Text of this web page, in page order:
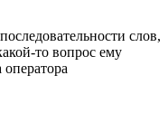
слов,
то вопрос ему